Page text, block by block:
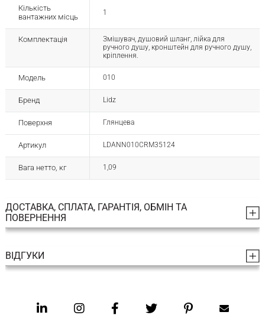
Кількість
вантажних місць
1
Комплектація
Змішувач, душовий шланг, лійка для
ручного душу, кронштейн для ручного душу,
кріплення.
Модель 010
Бренд Lidz
Поверхня Глянцева
Артикул LDANN010CRM35124
Вага нетто, кг 1,09
ДОСТАВКА, СПЛАТА, ГАРАНТІЯ, ОБМІН ТА
ПОВЕРНЕННЯ
ВІДГУКИ